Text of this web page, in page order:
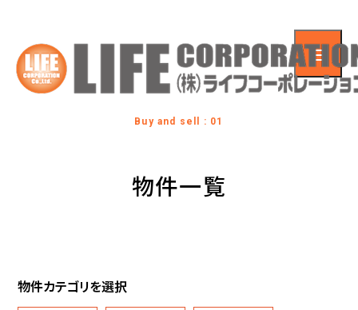
Buy and sell : 01
物件一覧
物件カテゴリを選択